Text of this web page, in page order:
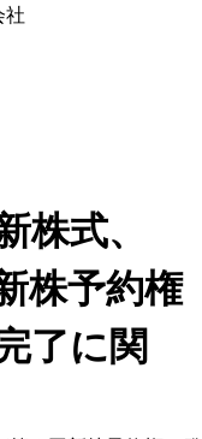
式、
株予約権
了に関